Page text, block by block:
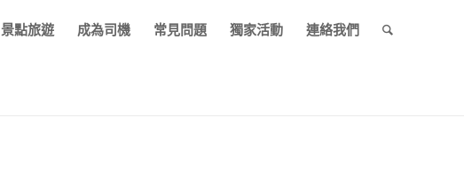
景點旅遊 成為司機 常見問題 獨家活動 連絡我們